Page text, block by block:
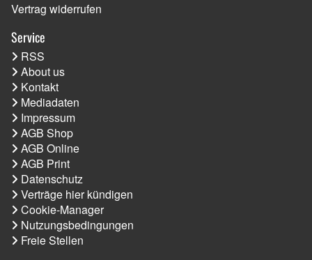
Vertrag widerrufen
Service
RSS
About us
Kontakt
Mediadaten
Impressum
AGB Shop
AGB Online
AGB Print
Datenschutz
Verträge hier kündigen
Cookie-Manager
Nutzungsbedingungen
Freie Stellen